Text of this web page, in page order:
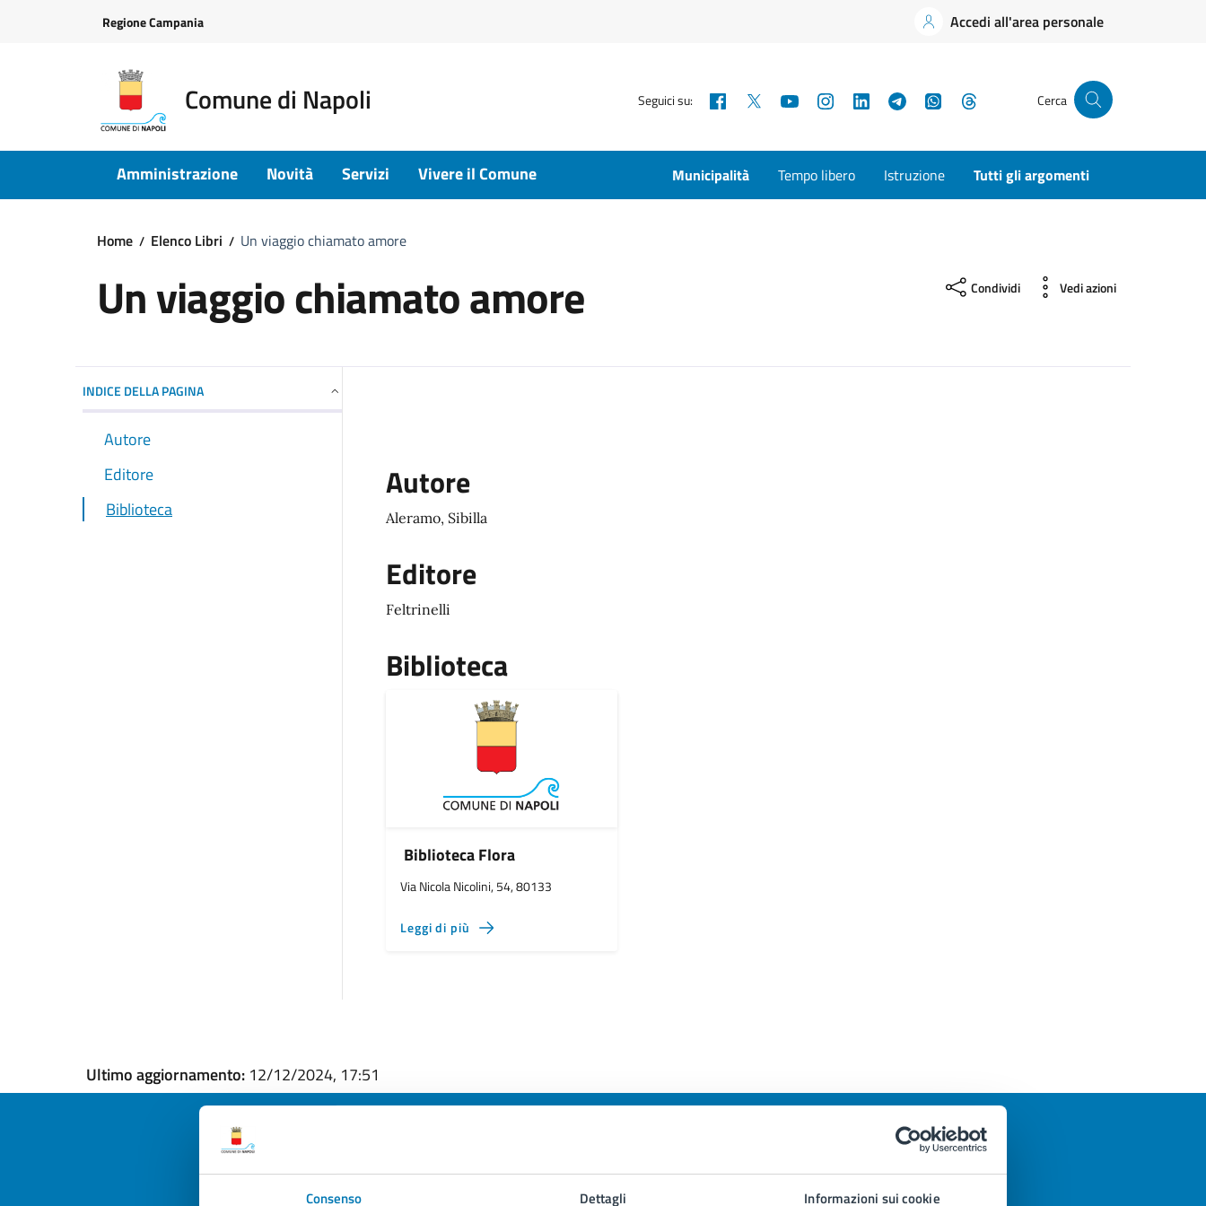
Consenso Dettagli Informazioni sui cookie
Regione Campania Accedi all'area personale
Comune di Napoli Seguici su: Facebook YouTubeInstagramLinkedInTelegramWhatsApp Cerca
Amministrazione Novità Servizi Vivere il Comune Municipalità Tempo libero Istruzione Tutti gli argomenti
Home Elenco Libri Un viaggio chiamato amore
Un viaggio chiamato amore Condividi Vedi azioni
INDICE DELLA PAGINA
Autore
Editore
Biblioteca
Autore
Aleramo, Sibilla
Editore
Feltrinelli
Biblioteca
Biblioteca Flora
Via Nicola Nicolini, 54, 80133
Leggi di più
Ultimo aggiornamento: 12/12/2024, 17:51